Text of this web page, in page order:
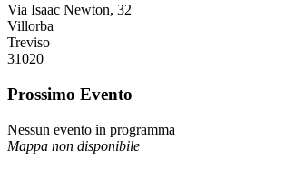
Via Isaac Newton, 32
Villorba
Treviso
31020
Prossimo Evento
Nessun evento in programma
Mappa non disponibile